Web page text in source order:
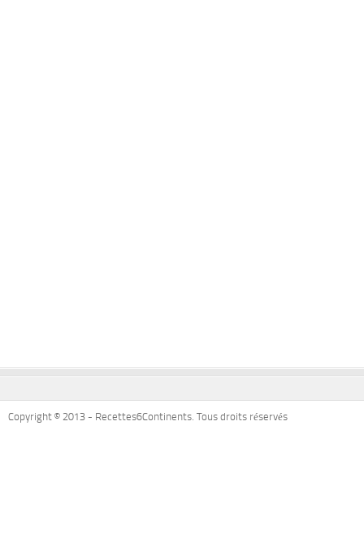
Copyright © 2013 - Recettes6Continents. Tous droits réservés